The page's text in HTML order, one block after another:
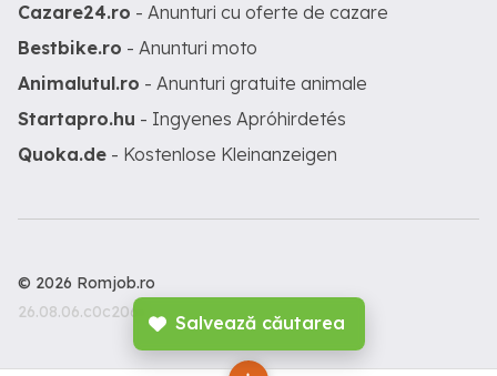
Salvează căutarea
Cazare24.ro - Anunturi cu oferte de cazare
Bestbike.ro - Anunturi moto
Animalutul.ro - Anunturi gratuite animale
Startapro.hu - Ingyenes Apróhirdetés
Quoka.de - Kostenlose Kleinanzeigen
© 2026 Romjob.ro
26.08.06.c0c206c